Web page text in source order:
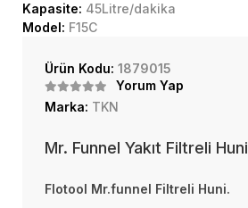
Kapasite: 45Litre/dakika
Model: F15C
Ürün Kodu: 1879015
Yorum Yap
Marka: TKN
Mr. Funnel Yakıt Filtreli Huni
Flotool Mr.funnel Filtreli Huni.